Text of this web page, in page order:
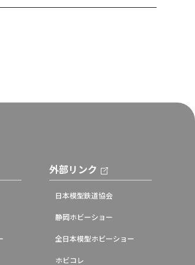
外部リンク
日本模型鉄道協会
静岡ホビーショー
全日本模型ホビーショー
ホビコレ